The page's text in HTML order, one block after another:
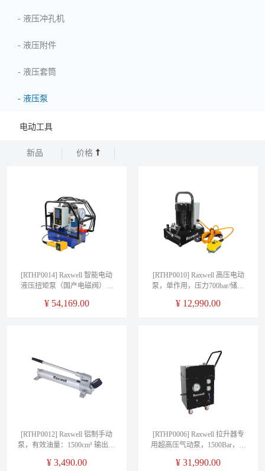
- 液压冲孔机
- 液压附件
- 液压套筒
- 液压泵
电动工具
新品 价格
[RTHP0014] Raxwell 智能电动
液压扭矩泵（国产电磁阀），
率0.55kw，容积6L，流量0.7-
¥ 54,169.00
[RTHP0010] Raxwell 高压电动
泵，单作用，压力700bar/储油
流阀，高精度压力表，
¥ 12,990.00
[RTHP0012] Raxwell 铝制手动
泵，有效油量：1500cm³ 输出压
12.8cm³ ，行程25.4mm，
¥ 3,490.00
[RTHP0006] Raxwell 拉升器专
用超高压气动泵，1500Bar，无
压力表，RTHP0006，1台
¥31,990.00